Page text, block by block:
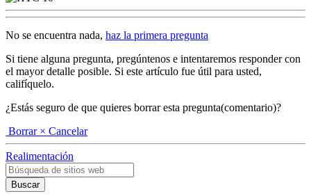
No se encuentra nada, haz la primera pregunta
Si tiene alguna pregunta, pregúntenos e intentaremos responder con
el mayor detalle posible. Si este artículo fue útil para usted,
califíquelo.
¿Estás seguro de que quieres borrar esta pregunta(comentario)?
Borrar × Cancelar
Realimentación